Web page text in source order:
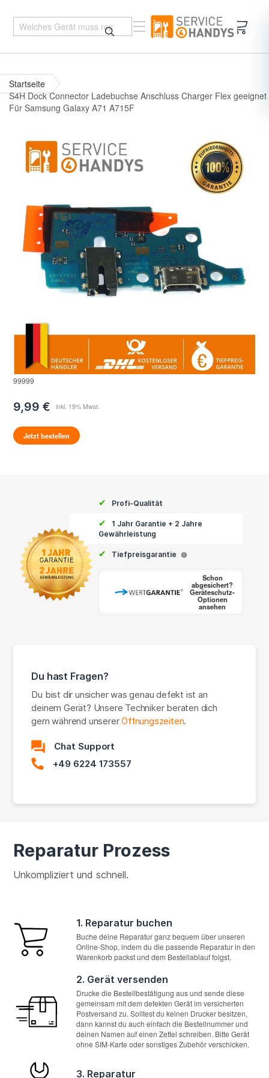
Startseite
S4H Dock Connector Ladebuchse Anschluss Charger Flex geeignet
Für Samsung Galaxy A71 A715F
99999
9,99 €
Jetzt bestellen
✔ Profi-Qualität
✔
1 Jahr Garantie + 2 Jahre
Gewährleistung
✔ Tiefpreisgarantie i
Schon
abgesichert?
Geräteschutz-
Optionen
ansehen
Du hast Fragen?
Du bist dir unsicher was genau defekt ist an
deinem Gerät? Unsere Techniker beraten dich
gern während unsererÖffnungszeiten.
Chat Support
+49 6224 173557
Reparatur Prozess
Unkompliziert und schnell.
1. Reparatur buchen
Buche deine Reparatur ganz bequem über unseren
Online-Shop, indem du die passende Reparatur in den
Warenkorb packst und dem Bestellablauf folgst.
2. Gerät versenden
Drucke die Bestellbestätigung aus und sende diese
gemeinsam mit dem defekten Gerät im versicherten
Postversand zu. Solltest du keinen Drucker besitzen,
dann kannst du auch einfach die Bestellnummer und
deinen Namen auf einen Zettel schreiben. Bitte Gerät
ohne SIM-Karte oder sonstiges Zubehör verschicken.
3. Reparatur